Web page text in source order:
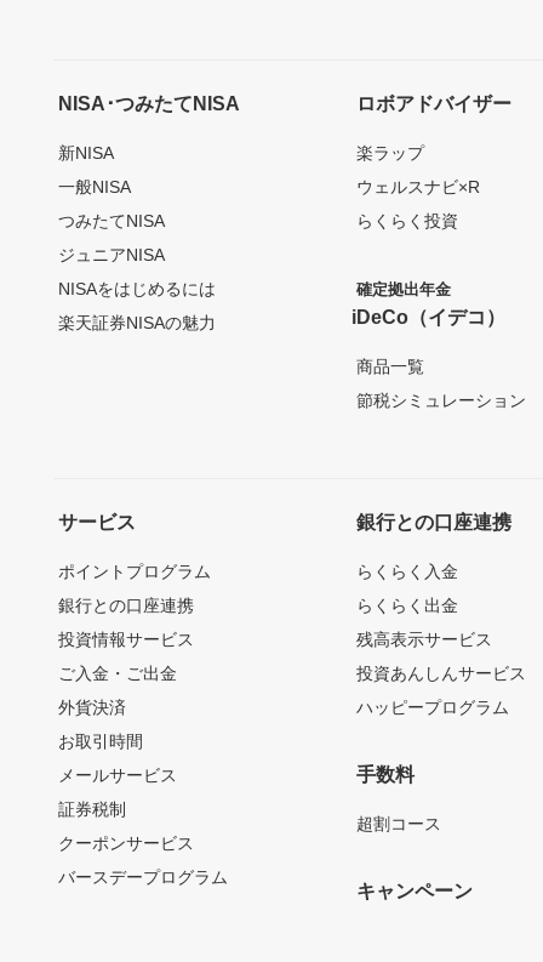
NISA･つみたてNISA
新NISA
一般NISA
つみたてNISA
ジュニアNISA
NISAをはじめるには
楽天証券NISAの魅力
ロボアドバイザー
楽ラップ
ウェルスナビ×R
らくらく投資
確定拠出年金
iDeCo（イデコ）
商品一覧
節税シミュレーション
サービス
ポイントプログラム
銀行との口座連携
投資情報サービス
ご入金・ご出金
外貨決済
お取引時間
メールサービス
証券税制
クーポンサービス
バースデープログラム
銀行との口座連携
らくらく入金
らくらく出金
残高表示サービス
投資あんしんサービス
ハッピープログラム
手数料
超割コース
キャンペーン